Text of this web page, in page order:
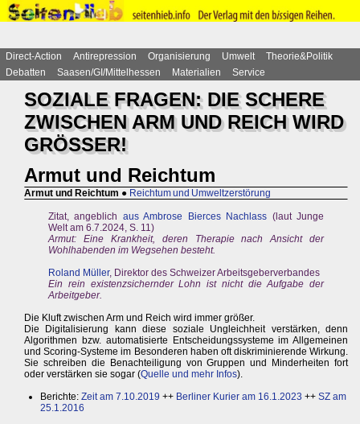
Direct-Action Antirepression Organisierung Umwelt
Theorie&Politik
Debatten
Saasen/GI/Mittelhessen Materialien Service
SOZIALE FRAGEN: DIE SCHERE
ZWISCHEN ARM UND REICH WIRD
GRÖSSER!
Armut und Reichtum
Armut und Reichtum ● Reichtum und Umweltzerstörung
Zitat, angeblich aus Ambrose Bierces Nachlass (laut Junge
Welt am 6.7.2024, S. 11)
Armut: Eine Krankheit, deren Therapie nach Ansicht der
Wohlhabenden im Wegsehen besteht.
Roland Müller, Direktor des Schweizer Arbeitsgeberverbandes
Ein rein existenzsichernder Lohn ist nicht die Aufgabe der
Arbeitgeber.
Die Kluft zwischen Arm und Reich wird immer größer.
Die Digitalisierung kann diese soziale Ungleichheit verstärken, denn
Algorithmen bzw. automatisierte Entscheidungssysteme im Allgemeinen
und Scoring-Systeme im Besonderen haben oft diskriminierende Wirkung.
Sie schreiben die Benachteiligung von Gruppen und Minderheiten fort
oder verstärken sie sogar (Quelle und mehr Infos).
Berichte: Zeit am 7.10.2019 ++ Berliner Kurier am 16.1.2023 ++ SZ am
25.1.2016